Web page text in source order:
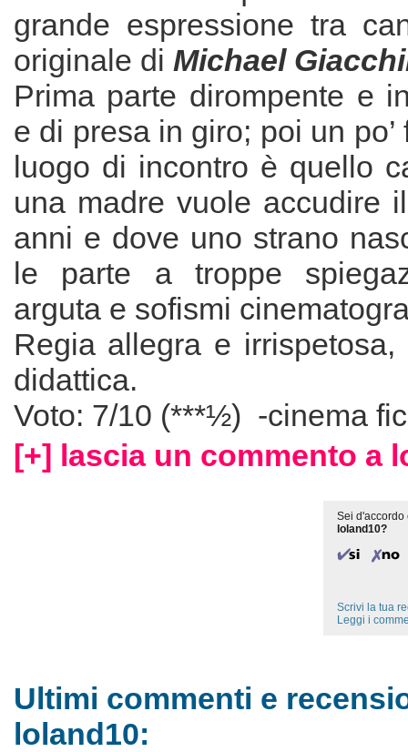
grande espressione tra
originale di Michael
Prima parte dirompente e
e di presa in giro; poi un
luogo di incontro è quello
una madre vuole accudire
anni e dove uno strano
le parte a troppe
arguta e sofismi
Regia allegra e irrispetosa,
didattica.
Voto: 7/10 (***½) -cinema
[+] lascia un commento a
Sei d'accordo
loland10?
Scrivi la tua
Leggi i
Ultimi commenti e
loland10: